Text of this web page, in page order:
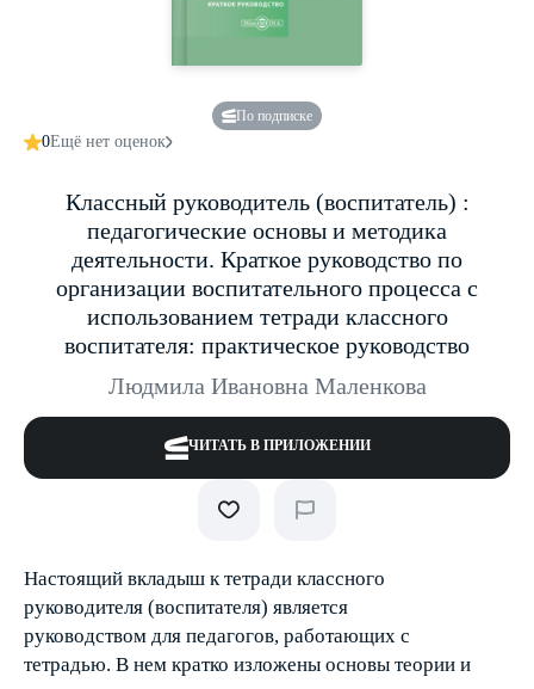
По подписке
0Ещё нет оценок
Классный руководитель (воспитатель) :
педагогические основы и методика
деятельности. Краткое руководство по
организации воспитательного процесса с
использованием тетради классного
воспитателя: практическое руководство
Людмила Ивановна Маленкова
ЧИТАТЬ В ПРИЛОЖЕНИИ
Настоящий вкладыш к тетради классного
руководителя (воспитателя) является
руководством для педагогов, работающих с
тетрадью. В нем кратко изложены основы теории и